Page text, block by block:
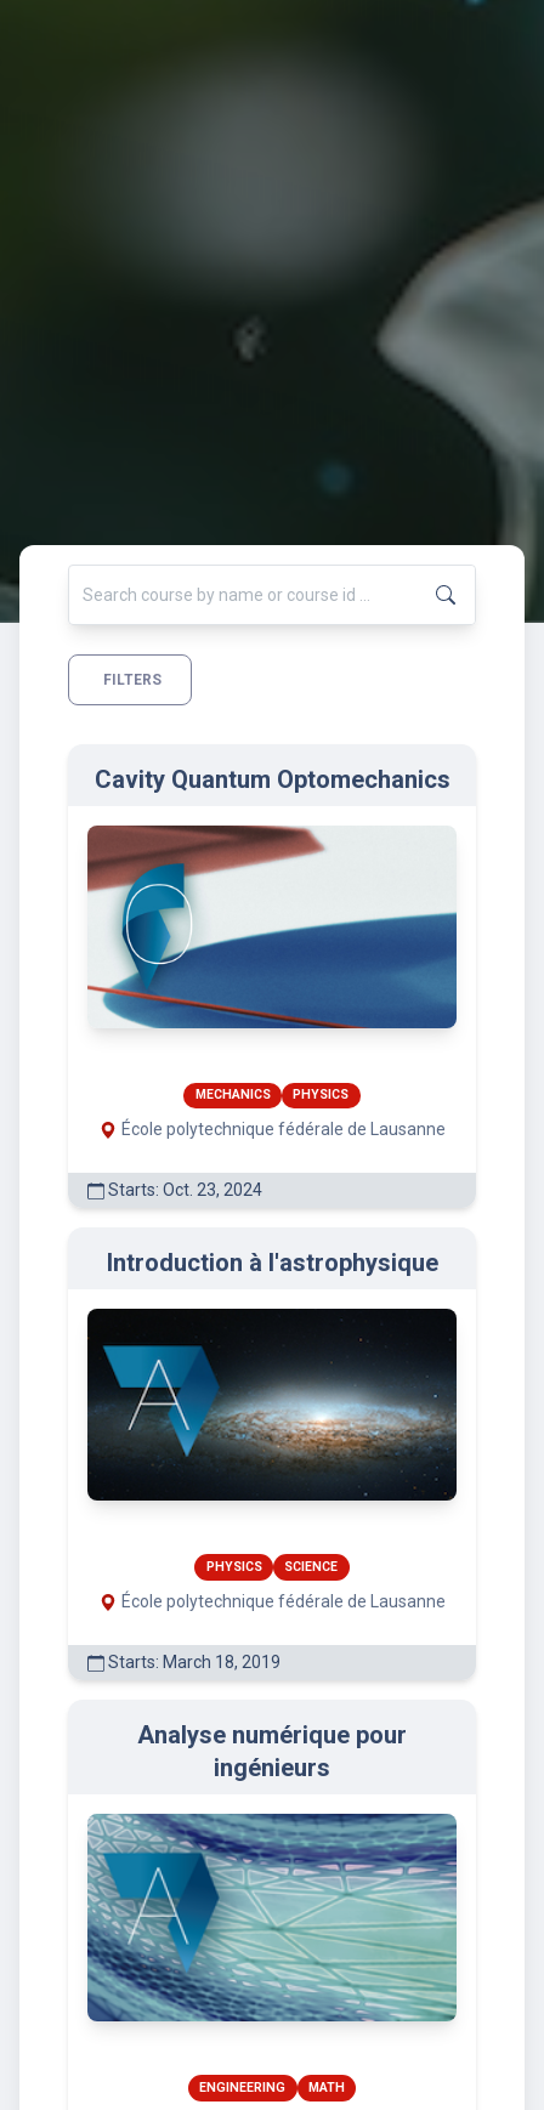
FILTERS
Cavity Quantum Optomechanics
MECHANICS PHYSICS
École polytechnique fédérale de Lausanne
Starts: Oct. 23, 2024
Introduction à l'astrophysique
PHYSICS SCIENCE
École polytechnique fédérale de Lausanne
Starts: March 18, 2019
Analyse numérique pour
ingénieurs
ENGINEERING MATH